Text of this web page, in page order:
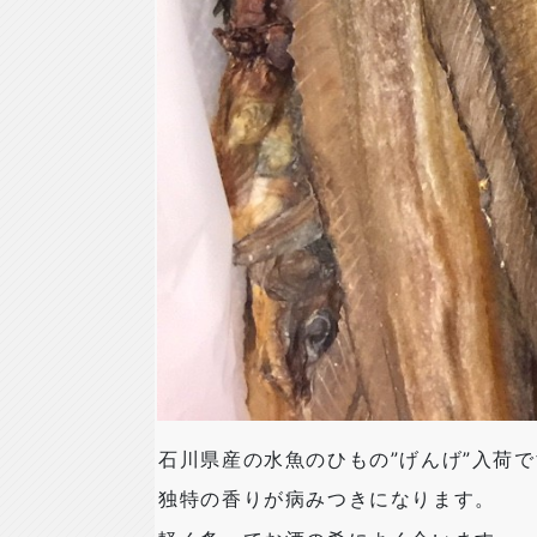
石川県産の水魚のひもの”げんげ”入荷
独特の香りが病みつきになります。